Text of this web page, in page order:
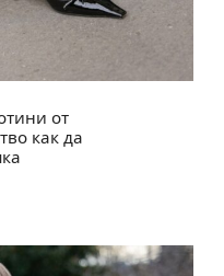
от
как да